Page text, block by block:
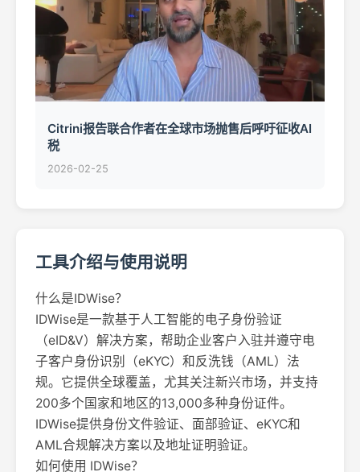
Citrini报告联合作者在全球市场抛售后呼吁征收AI
税
2026-02-25
工具介绍与使用说明
什么是IDWise？
IDWise是一款基于人工智能的电子身份验证
（eID&V）解决方案，帮助企业客户入驻并遵守电
子客户身份识别（eKYC）和反洗钱（AML）法
规。它提供全球覆盖，尤其关注新兴市场，并支持
200多个国家和地区的13,000多种身份证件。
IDWise提供身份文件验证、面部验证、eKYC和
AML合规解决方案以及地址证明验证。
如何使用 IDWise？